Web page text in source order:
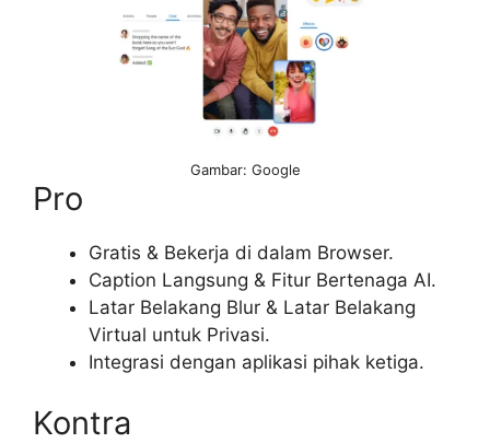
Gambar: Google
Pro
Gratis & Bekerja di dalam Browser.
Caption Langsung & Fitur Bertenaga AI.
Latar Belakang Blur & Latar Belakang
Virtual untuk Privasi.
Integrasi dengan aplikasi pihak ketiga.
Kontra